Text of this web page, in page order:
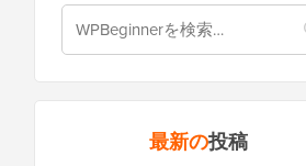
最新の投稿